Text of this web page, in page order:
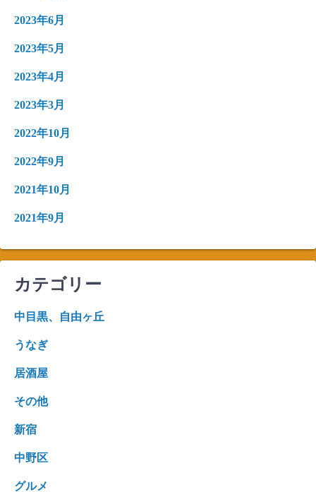
2023年6月
2023年5月
2023年4月
2023年3月
2022年10月
2022年9月
2021年10月
2021年9月
カテゴリー
中目黒、自由ヶ丘
うなぎ
居酒屋
その他
新宿
中野区
グルメ